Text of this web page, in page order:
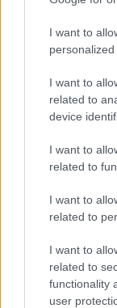
I want to
personalized
I want to
related to
device
I want to
related to
I want to
related to
I want to
related to
functionality
user
Sigue